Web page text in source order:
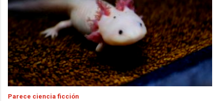
Parece ciencia ficción